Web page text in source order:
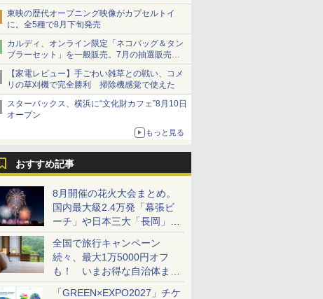
ショーツは1990円に
東映の歴代オープニング映像がカプセルトイ
に。全5種で8月下旬発売
カルディ、オンライン限定「ネコバッグ＆タン
ブラーセット」を一般販売。7月の抽選販売の
当選無効分
【家電レビュー】手ごわい雑草との戦い、コメ
リの草刈機で完全勝利 掃除機感覚で使えた
スターバックス、横浜に“文化財カフェ”8月10日
オープン
もっと見る
おすすめ記事
8月開催の花火大会まとめ。
国内最大級2.4万発「幕張ビ
ーチ」や日本三大「長岡」な
ど大型イベント目白押し！
全国で旅行キャンペーン
続々、最大1万5000円オフ
も！ いまお得な自治体まと
め
「GREEN×EXPO2027」チケ